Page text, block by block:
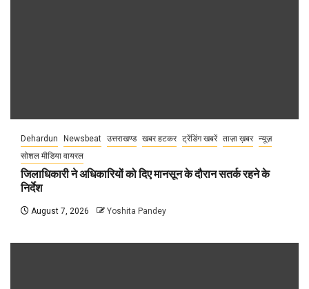
Dehardun Newsbeat उत्तराखण्ड खबर हटकर ट्रेंडिंग खबरें ताज़ा ख़बर न्यूज़
सोशल मीडिया वायरल
जिलाधिकारी ने अधिकारियों को दिए मानसून के दौरान सतर्क रहने के
निर्देश
August 7, 2026 Yoshita Pandey